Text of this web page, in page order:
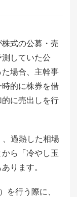
式の公募・売
していた公
場合、主幹事
的に株券を借
に売出しを行
、過熱した相場
ら「冷やし玉
ります。
を行う際に、